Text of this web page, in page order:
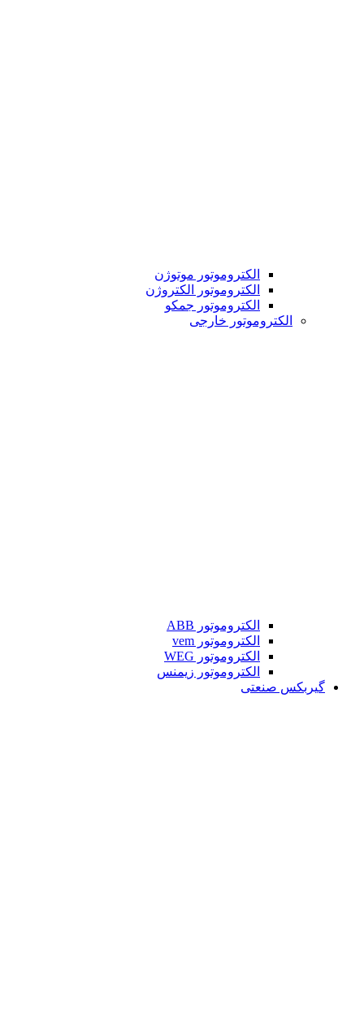
الکتروموتور موتوژن
الکتروموتور الکتروژن
الکتروموتور جمکو
الکتروموتور خارجی
الکتروموتور ABB
الکتروموتور vem
الکتروموتور WEG
الکتروموتور زیمنس
گیربکس صنعتی